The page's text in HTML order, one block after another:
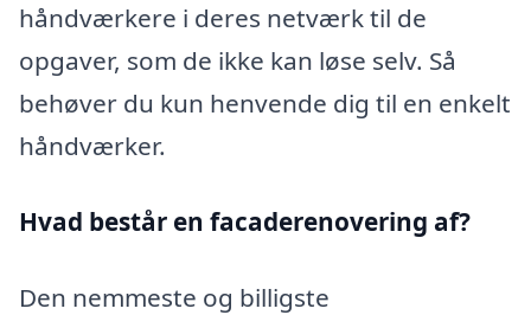
håndværkere i deres netværk til de
opgaver, som de ikke kan løse selv. Så
behøver du kun henvende dig til en enkelt
håndværker.
Hvad består en facaderenovering af?
Den nemmeste og billigste